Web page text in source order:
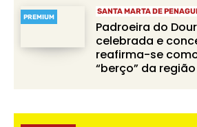
PREMIUM
SANTA MARTA DE
Padroeira do
celebrada e
reafirma-se
“berço” da região